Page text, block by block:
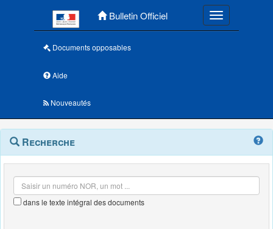
Bulletin Officiel Toggle
Documents opposables
Aide
Nouveautés
Navigation
outils
Menu
contextuel
Recherche
dans le texte intégral des documents